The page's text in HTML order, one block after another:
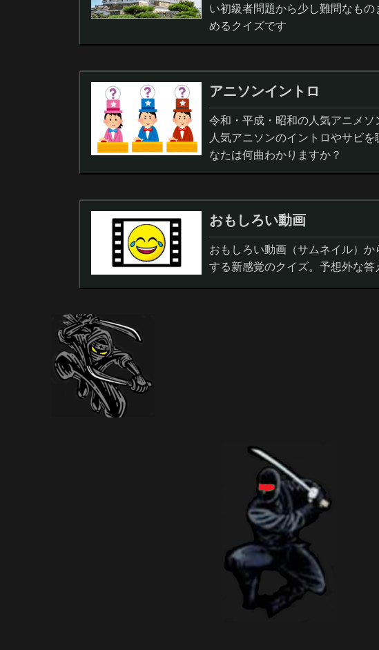
い初級者問題から少し難問なも
めるクイズです
アニソンイントロ
令和・平成・昭和の人気アニメ
人気アニソンのイントロやサビ
なたは何曲わかりますか？
おもしろい動画
おもしろい動画（サムネイル）
する新感覚のクイズ。予想外な答